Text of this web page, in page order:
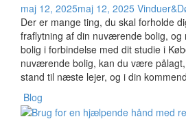
maj 12, 2025maj 12, 2025
Der er mange ting, du skal forholde
fraflytning af din nuværende bolig, og
bolig i forbindelse med dit studie i
nuværende bolig, kan du være
stand til næste lejer, og i din
Blog